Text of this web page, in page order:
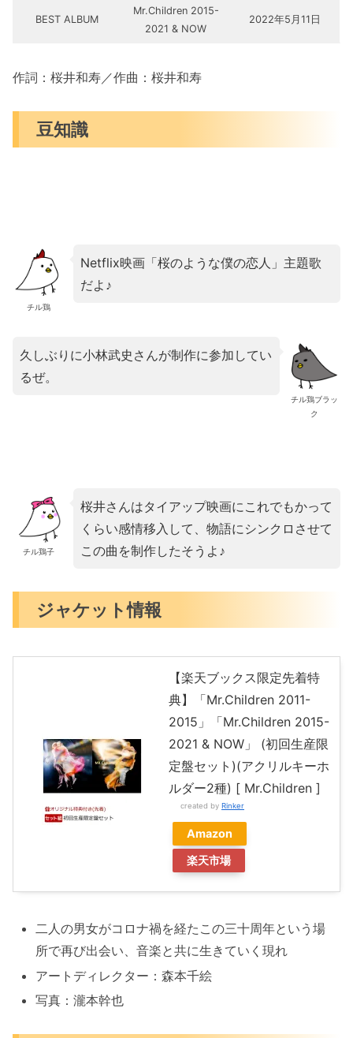
BEST ALBUM
Mr.Children 2015-
2021 & NOW
2022年5月11日
作詞：桜井和寿／作曲：桜井和寿
豆知識
チル鶏
Netflix映画「桜のような僕の恋人」主題歌
だよ♪
チル鶏ブラッ
ク
久しぶりに小林武史さんが制作に参加してい
るぜ。
チル鶏子
桜井さんはタイアップ映画にこれでもかって
くらい感情移入して、物語にシンクロさせて
この曲を制作したそうよ♪
ジャケット情報
【楽天ブックス限定先着特
典】「Mr.Children 2011-
2015」「Mr.Children 2015-
2021 & NOW」 (初回生産限
定盤セット)(アクリルキーホ
ルダー2種) [ Mr.Children ]
created by Rinker
Amazon
楽天市場
二人の男女がコロナ禍を経たこの三十周年という場
所で再び出会い、音楽と共に生きていく現れ
アートディレクター：森本千絵
写真：瀧本幹也